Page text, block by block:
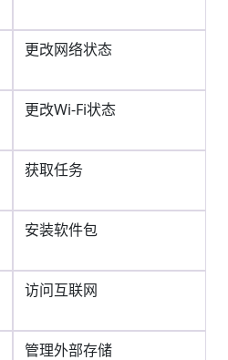
更改网络状态
更改Wi-Fi状态
获取任务
安装软件包
访问互联网
管理外部存储